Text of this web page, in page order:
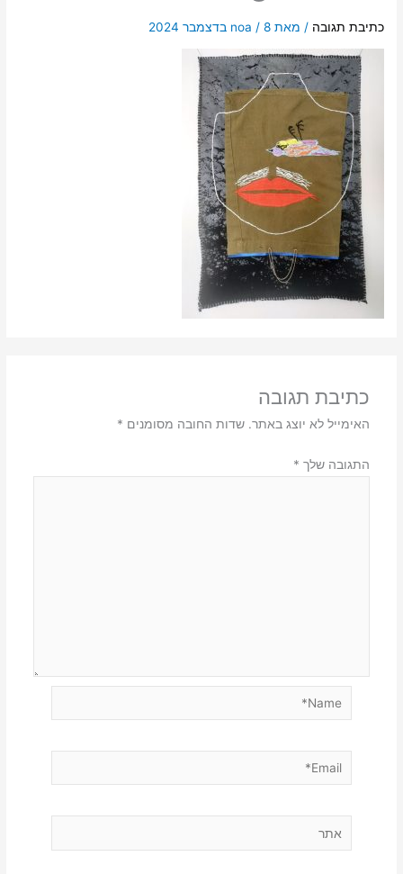
כתיבת תגובה / מאת noa / 8 בדצמבר 2024
כתיבת תגובה
האימייל לא יוצג באתר. שדות החובה מסומנים *
התגובה שלך *
Email*